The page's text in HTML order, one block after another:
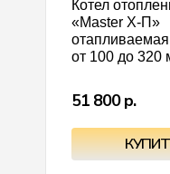
Котел
«Master X-П»
от 100 до 320
51 800 р.